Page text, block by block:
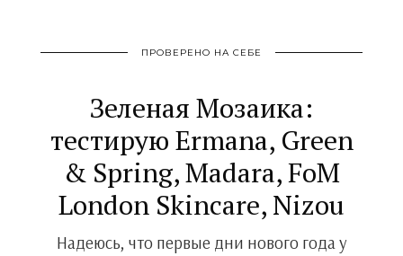
ПРОВЕРЕНО НА СЕБЕ
Зеленая Мозаика:
тестирую Ermana, Green
& Spring, Madara, FoM
London Skincare, Nizou
Надеюсь, что первые дни нового года у